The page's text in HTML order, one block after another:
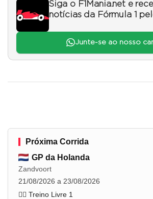
Siga o F1Mania.net e
notícias da Fórmula 1
Junte-se ao nosso
Próxima Corrida
GP da Holanda
Zandvoort
21/08/2026 a 23/08/2026
🏋️‍♂️ Treino Livre 1